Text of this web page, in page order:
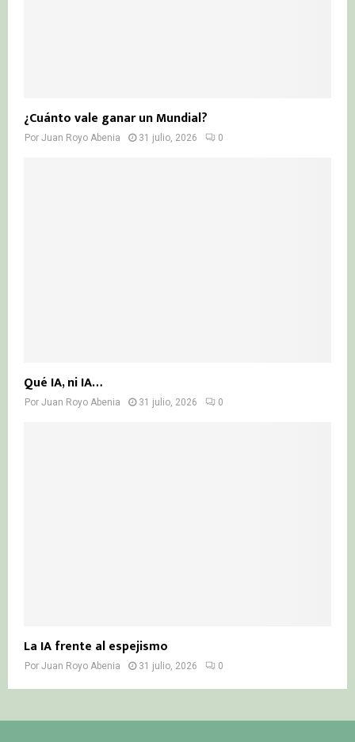
¿Cuánto vale ganar un Mundial?
Por Juan Royo Abenia 31 julio, 2026 0
Qué IA, ni IA…
Por Juan Royo Abenia 31 julio, 2026 0
La IA frente al espejismo
Por Juan Royo Abenia 31 julio, 2026 0